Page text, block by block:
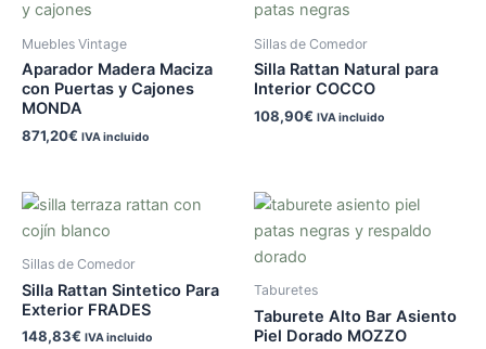
Muebles Vintage
Aparador Madera Maciza
con Puertas y Cajones
MONDA
871,20€ IVA incluido
Sillas de Comedor
Silla Rattan Natural para
Interior COCCO
108,90€ IVA incluido
Sillas de Comedor
Silla Rattan Sintetico Para
Exterior FRADES
148,83€ IVA incluido
Taburetes
Taburete Alto Bar Asiento
Piel Dorado MOZZO